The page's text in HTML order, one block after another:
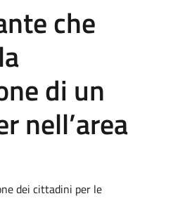
che
di un
nell’area
dei cittadini per le